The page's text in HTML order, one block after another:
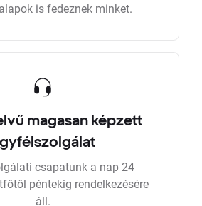
is fedeznek minket.
magasan képzett
csapatunk a nap 24
péntekig rendelkezésére
áll.